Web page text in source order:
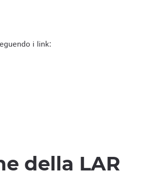
i link:
della LAR